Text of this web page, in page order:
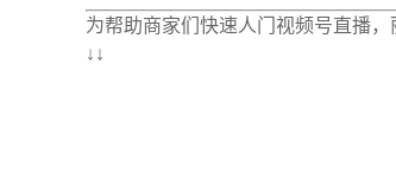
为帮助商家们快速人门视频号直播，
↓↓